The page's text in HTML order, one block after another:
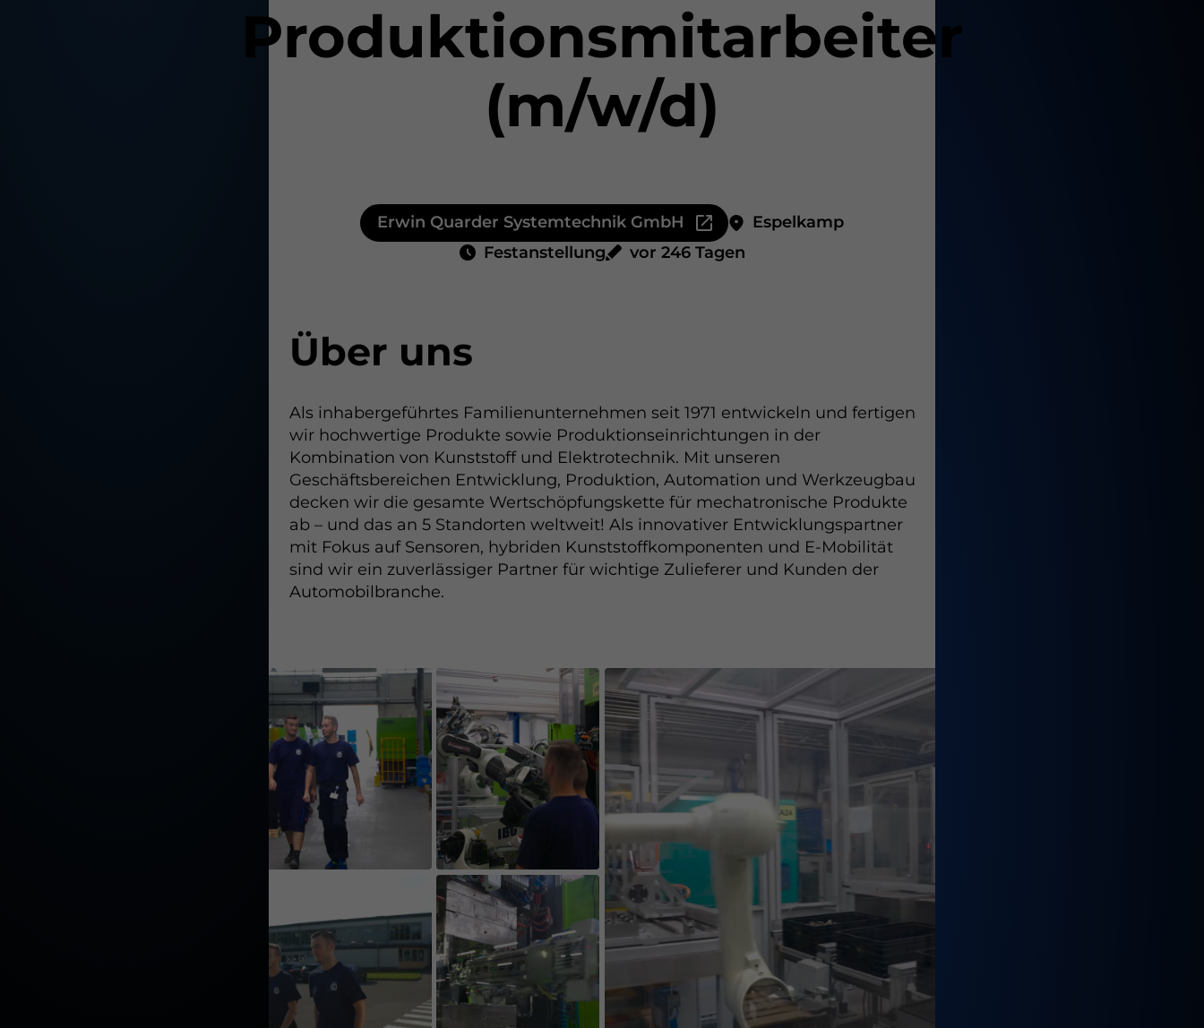
Produktionsmitarbeiter
(m/w/d)
Erwin Quarder Systemtechnik GmbH
Espelkamp
Festanstellung
vor 246 Tagen
Über uns
Als inhabergeführtes Familienunternehmen seit 1971 entwickeln und fertigen
wir hochwertige Produkte sowie Produktionseinrichtungen in der
Kombination von Kunststoff und Elektrotechnik. Mit unseren
Geschäftsbereichen Entwicklung, Produktion, Automation und Werkzeugbau
decken wir die gesamte Wertschöpfungskette für mechatronische Produkte
ab – und das an 5 Standorten weltweit! Als innovativer Entwicklungspartner
mit Fokus auf Sensoren, hybriden Kunststoffkomponenten und E-Mobilität
sind wir ein zuverlässiger Partner für wichtige Zulieferer und Kunden der
Automobilbranche.